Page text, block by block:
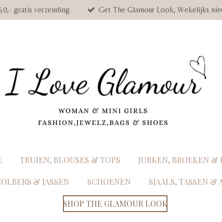
gratis verzending Get The Glamour Look, Wekelijks
TRUIEN, BLOUSES & TOPS JURKEN, BROEKEN &
& JASSEN SCHOENEN SJAALS, TASSEN &
SHOP THE GLAMOUR LOOK